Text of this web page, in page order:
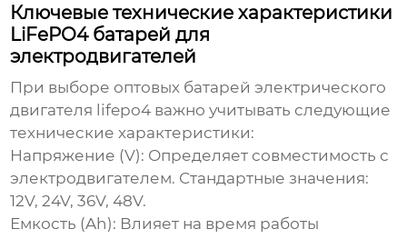
Ключевые технические характеристики
LiFePO4 батарей для
электродвигателей
При выборе оптовых батарей электрического
двигателя lifepo4 важно учитывать следующие
технические характеристики:
Напряжение (V): Определяет совместимость с
электродвигателем. Стандартные значения:
12V, 24V, 36V, 48V.
Емкость (Ah): Влияет на время работы